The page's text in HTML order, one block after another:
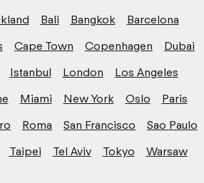
Bali Bangkok
Barcelona
Cape Town Copenhagen
Dubai
Istanbul London
Los Angeles
Miami New York Oslo
Paris
Roma San Francisco
Sao Paulo
Taipei Tel Aviv Tokyo Warsaw